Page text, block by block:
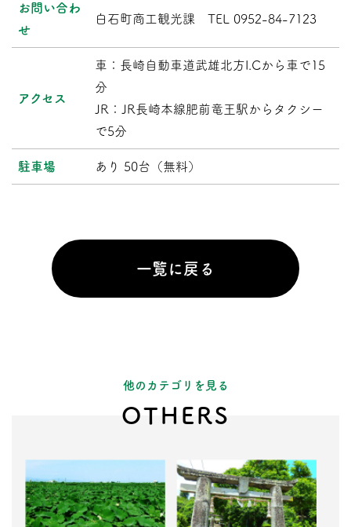
お問い合わ
せ
白石町商工観光課 TEL 0952-84-7123
アクセス
車：長崎自動車道武雄北方I.Cから車で15
分
JR：JR長崎本線肥前竜王駅からタクシー
で5分
駐車場 あり 50台（無料）
一覧に戻る
他のカテゴリを見る
OTHERS